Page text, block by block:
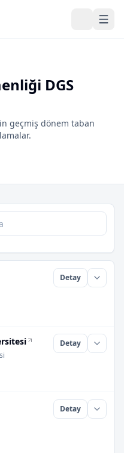
DGS
geçmiş dönem taban
Detay
Detay
Detay